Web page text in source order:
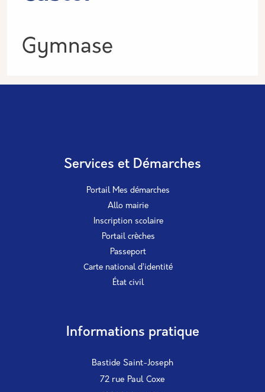
Informations
Gymnase
Services et Démarches
Portail Mes démarches
Allo mairie
Inscription scolaire
Portail crèches
Passeport
Carte national d’identité
État civil
Informations pratique
Bastide Saint-Joseph
72 rue Paul Coxe